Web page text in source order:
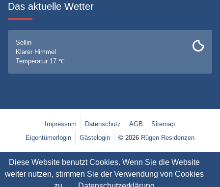
Diese Website benutzt Cookies. Wenn Sie die Website
weiter nutzen, stimmen Sie der Verwendung von Cookies
Das aktuelle Wetter
Sellin
Klarer Himmel
Temperatur 17 ℃
Impressum Datenschutz AGB
Sitemap
Eigentümerlogin
Gästelogin © 2026 Rügen Residenzen